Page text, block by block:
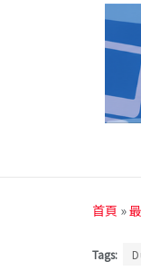
首頁 »
Tags: